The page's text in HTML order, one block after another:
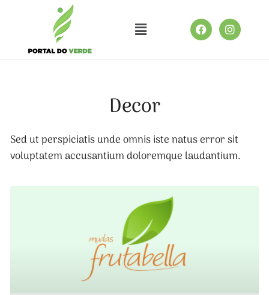
Decor
Sed ut perspiciatis unde omnis iste natus error sit
voluptatem accusantium doloremque laudantium.